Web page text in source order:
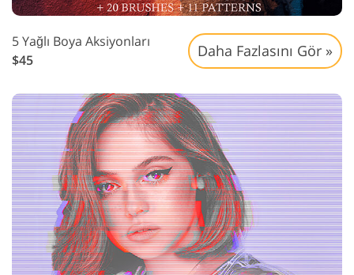
5 Yağlı Boya Aksiyonları
$45
Daha Fazlasını Gör »